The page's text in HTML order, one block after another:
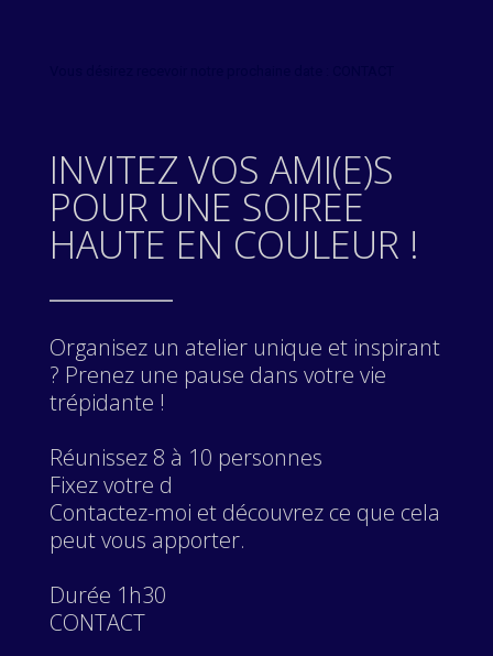
INVITEZ VOS AMI(E)S
POUR UNE SOIREE
HAUTE EN COULEUR !
Organisez un atelier unique et inspirant
? Prenez une pause dans votre vie
trépidante !
Réunissez 8 à 10 personnes
Fixez votre d
Contactez-moi et découvrez ce que cela
peut vous apporter.
Durée 1h30
CONTACT